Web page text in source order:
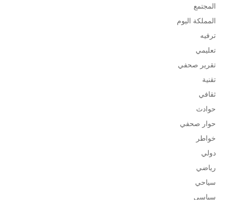
المجتمع
المملكة اليوم
ترفيه
تعليمي
تقرير صحفي
تقنية
ثقافي
حوادث
حوار صحفي
خواطر
دولي
رياضي
سياحي
سياسي